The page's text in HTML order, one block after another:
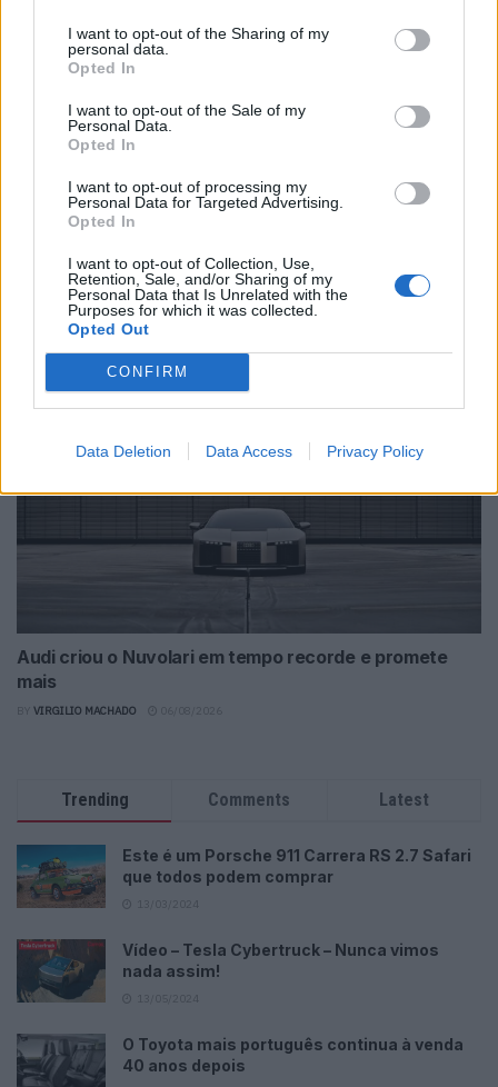
I want to opt-out of the Sharing of my
personal data.
Opted In
I want to opt-out of the Sale of my
Personal Data.
Opted In
I want to opt-out of processing my
Personal Data for Targeted Advertising.
Opted In
I want to opt-out of Collection, Use,
Retention, Sale, and/or Sharing of my
Personal Data that Is Unrelated with the
Purposes for which it was collected.
Opted Out
CONFIRM
Data Deletion Data Access Privacy Policy
Produção automóvel cai e deixa indústria à espera de
novo sinal
VIRGILIO MACHADO 06/08/2026
Audi criou o Nuvolari em tempo recorde e promete
mais
VIRGILIO MACHADO
Trending Comments Latest
Este é um Porsche 911 Carrera RS 2.7 Safari
que todos podem comprar
Vídeo – Tesla Cybertruck – Nunca vimos
nada assim!
O Toyota mais português continua à venda
40 anos depois